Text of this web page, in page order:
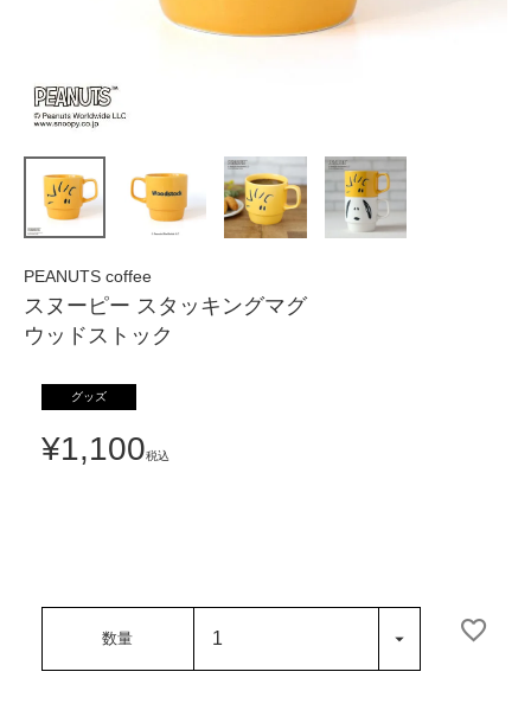
PEANUTS coffee
スヌーピー スタッキングマグ
ウッドストック
グッズ
¥1,100税込